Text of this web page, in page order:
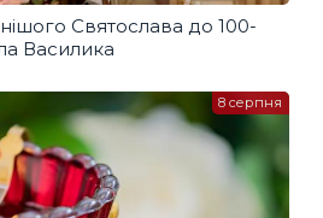
Святослава до 100-
Василика
8 серпня